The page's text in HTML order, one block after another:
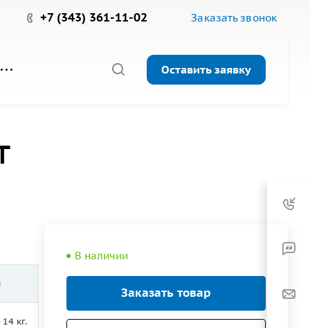
+7 (343) 361-11-02 Заказать звонок
Оставить заявку
В наличии
Заказать товар
кг.